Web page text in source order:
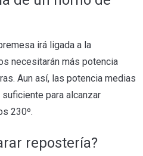
irá ligada a la
necesitarán más potencia
Aun así, las potencia medias
para alcanzar
230º.
repostería?